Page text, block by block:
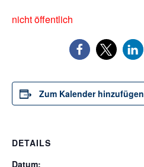
nicht öffentlich
Zum Kalender hinzufügen
DETAILS
Datum: